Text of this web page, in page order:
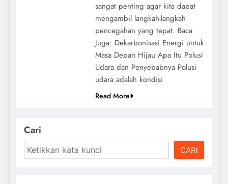
sangat penting agar kita dapat
mengambil langkah-langkah
pencegahan yang tepat. Baca
Juga: Dekarbonisasi Energi untuk
Masa Depan Hijau Apa Itu Polusi
Udara dan Penyebabnya Polusi
udara adalah kondisi
Read More
Cari
CARI